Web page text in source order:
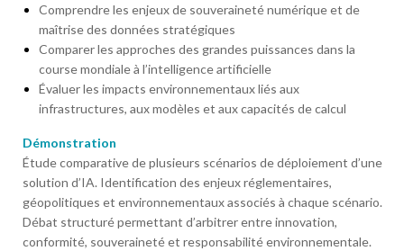
Comprendre les enjeux de souveraineté numérique et de
maîtrise des données stratégiques
Comparer les approches des grandes puissances dans la
course mondiale à l’intelligence artificielle
Évaluer les impacts environnementaux liés aux
infrastructures, aux modèles et aux capacités de calcul
Démonstration
Étude comparative de plusieurs scénarios de déploiement d’une
solution d’IA. Identification des enjeux réglementaires,
géopolitiques et environnementaux associés à chaque scénario.
Débat structuré permettant d’arbitrer entre innovation,
conformité, souveraineté et responsabilité environnementale.